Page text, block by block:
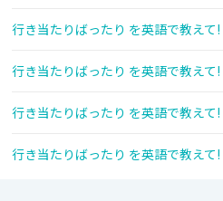
行き当たりばったり を英語で教えて!
行き当たりばったり を英語で教えて!
行き当たりばったり を英語で教えて!
行き当たりばったり を英語で教えて!